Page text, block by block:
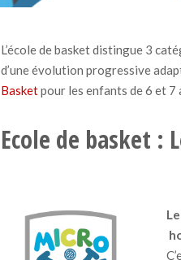
L’école de basket distingue 3
d’une évolution progressive
Basketpour les enfants de 6 et 7
Ecole de basket :